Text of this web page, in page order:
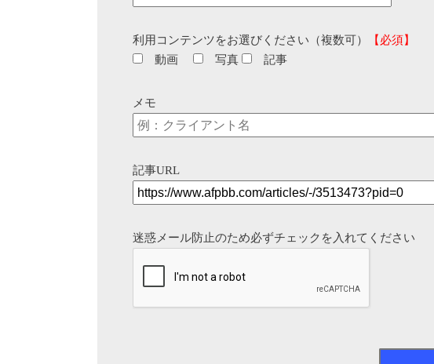
利用コンテンツをお選びください（複数可）
【必須】
動画
写真 記事
メモ
記事URL
迷惑メール防止のため必ずチェックを入れてください